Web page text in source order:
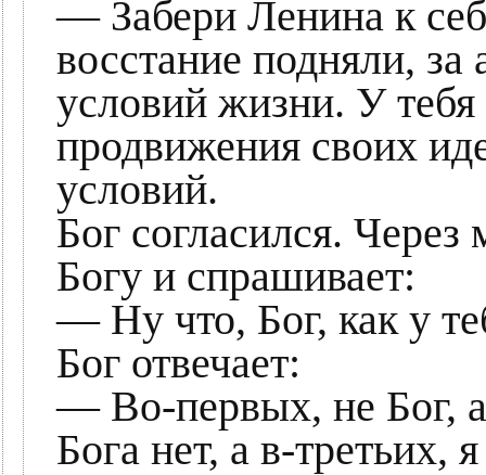
— Забери Ленина к
восстание подняли, за
условий жизни. У
продвижения своих
условий.
Бог согласился.
Богу и спрашивает:
— Ну что, Бог, как у
Бог отвечает:
— Во-первых, не Бог,
Бога нет, а в-третьих,